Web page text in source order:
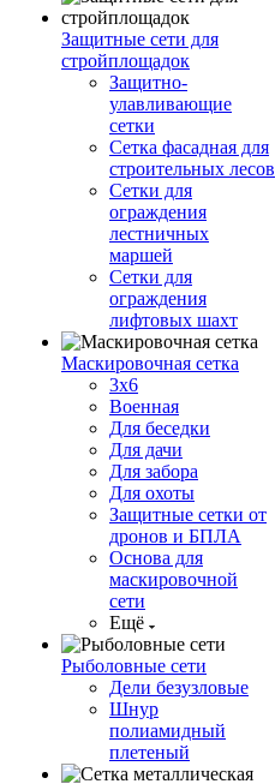
Защитные сети для
стройплощадок
Защитно-
улавливающие
сетки
Сетка фасадная для
строительных лесов
Сетки для
ограждения
лестничных
маршей
Сетки для
ограждения
лифтовых шахт
Маскировочная сетка
3х6
Военная
Для беседки
Для дачи
Для забора
Для охоты
Защитные сетки от
дронов и БПЛА
Основа для
маскировочной
сети
Ещё
Рыболовные сети
Дели безузловые
Шнур
полиамидный
плетеный